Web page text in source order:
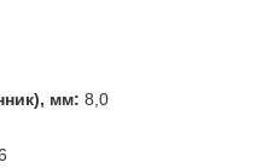
мм: 8,0